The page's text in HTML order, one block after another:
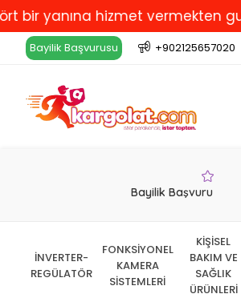
hizmet vermekten gurur
Bayilik Başvurusu +902125657020
Bayilik Başvuru
İNVERTER-
REGÜLATÖR
FONKSİYONEL
KAMERA
SİSTEMLERİ
KİŞİSEL
BAKIM VE
SAĞLIK
ÜRÜNLERİ